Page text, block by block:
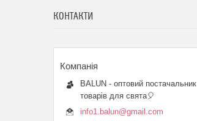
КОНТАКТИ
BALUN - оптовий постачальник
товарів для свята🎈
info1.balun@gmail.com